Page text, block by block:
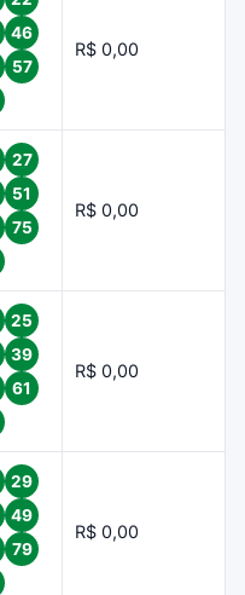
46
57
R$ 0,00
27
51
75
R$ 0,00
25
39
61
R$ 0,00
29
49
79
R$ 0,00